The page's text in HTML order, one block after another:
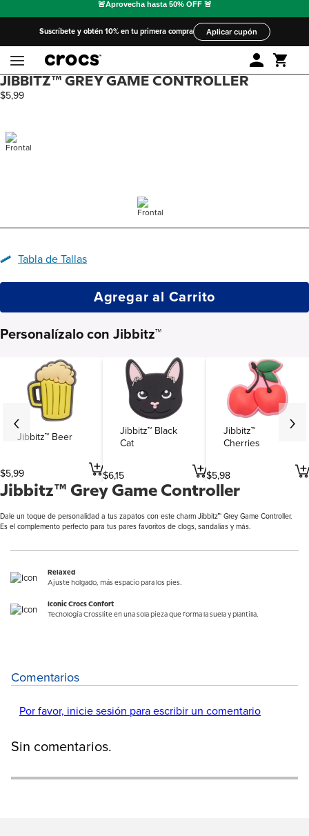
Suscríbete y obtén 10% en tu primera compra Aplicar cupón
JIBBITZ™ GREY GAME CONTROLLER
$5,99
Tabla de Tallas
Agregar al Carrito
Personalízalo con Jibbitz™
Jibbitz™ Beer
$5,99
Jibbitz™ Black
Cat
$6,15
Jibbitz™
Cherries
$5,98
Jibbitz™ Grey Game Controller
Dale un toque de personalidad a tus zapatos con este charm Jibbitz™ Grey Game Controller.
Es el complemento perfecto para tus pares favoritos de clogs, sandalias y más.
Relaxed
Ajuste holgado, más espacio para los pies.
Iconic Crocs Confort
Tecnología Crosslite en una sola pieza que forma la suela y plantilla.
Comentarios
Por favor, inicie sesión para escribir un comentario
Sin comentarios.